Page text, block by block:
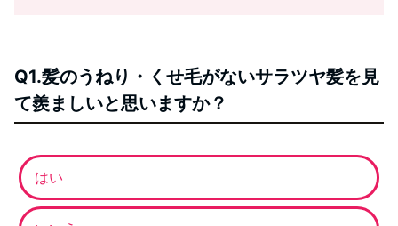
Q1.髪のうねり・くせ毛がないサラツヤ髪を見
て羨ましいと思いますか？
はい